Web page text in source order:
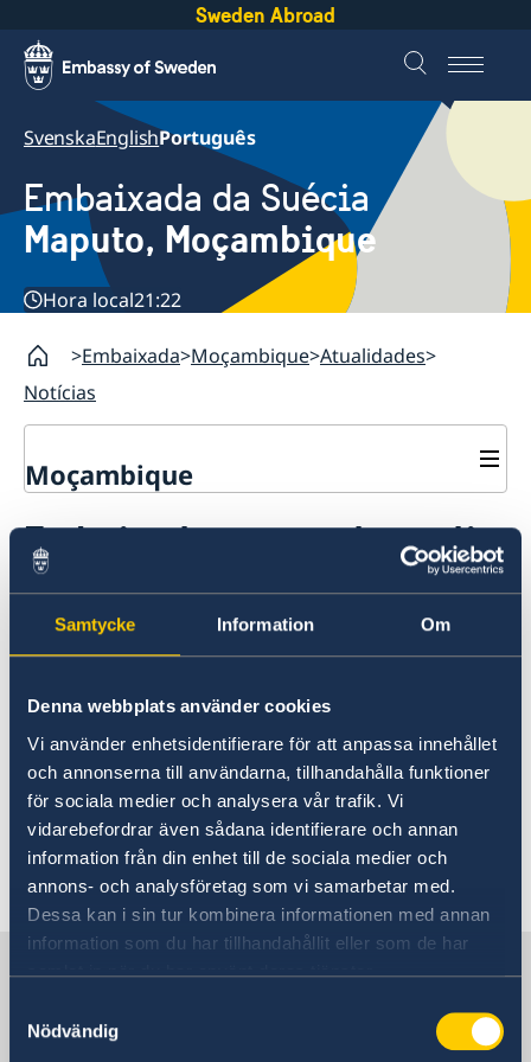
Samtycke Information Om
Denna webbplats använder cookies
Vi använder enhetsidentifierare för att anpassa innehållet
och annonserna till användarna, tillhandahålla funktioner
för sociala medier och analysera vår trafik. Vi
vidarebefordrar även sådana identifierare och annan
information från din enhet till de sociala medier och
annons- och analysföretag som vi samarbetar med.
Dessa kan i sin tur kombinera informationen med annan
information som du har tillhandahållit eller som de har
samlat in när du har använt deras tjänster.
Nödvändig
Sweden Abroad
SvenskaEnglishPortuguês
Embaixada da Suécia
Maputo, Moçambique
Hora local21:22
Embaixada Moçambique Atualidades
Notícias
Moçambique
Sobre nós
Pessoal da Embaixada
Atualidades
Notícias
Vaga para Oficial de Comunicação
Estudante para a Suécia
Contratação de serviços de monitoria em Niassa
para a Embaixada da Suécia em Maputo
Provedora de Justiça da Criança da Suécia visita
Moçambique
Suécia e parceiros lançam subsídio para crianças em
Nampula
Embaixada encerrada no dia
15 de Janeiro
14 jan. 2020
A Embaixada estara encerrada na
Quaeta-feira, dia 15 de Janeiro.
Retomaremos as nossas actividades
no dia 16 de Janeiro.
A Suécia em Moçambique
Embaixada da Suécia